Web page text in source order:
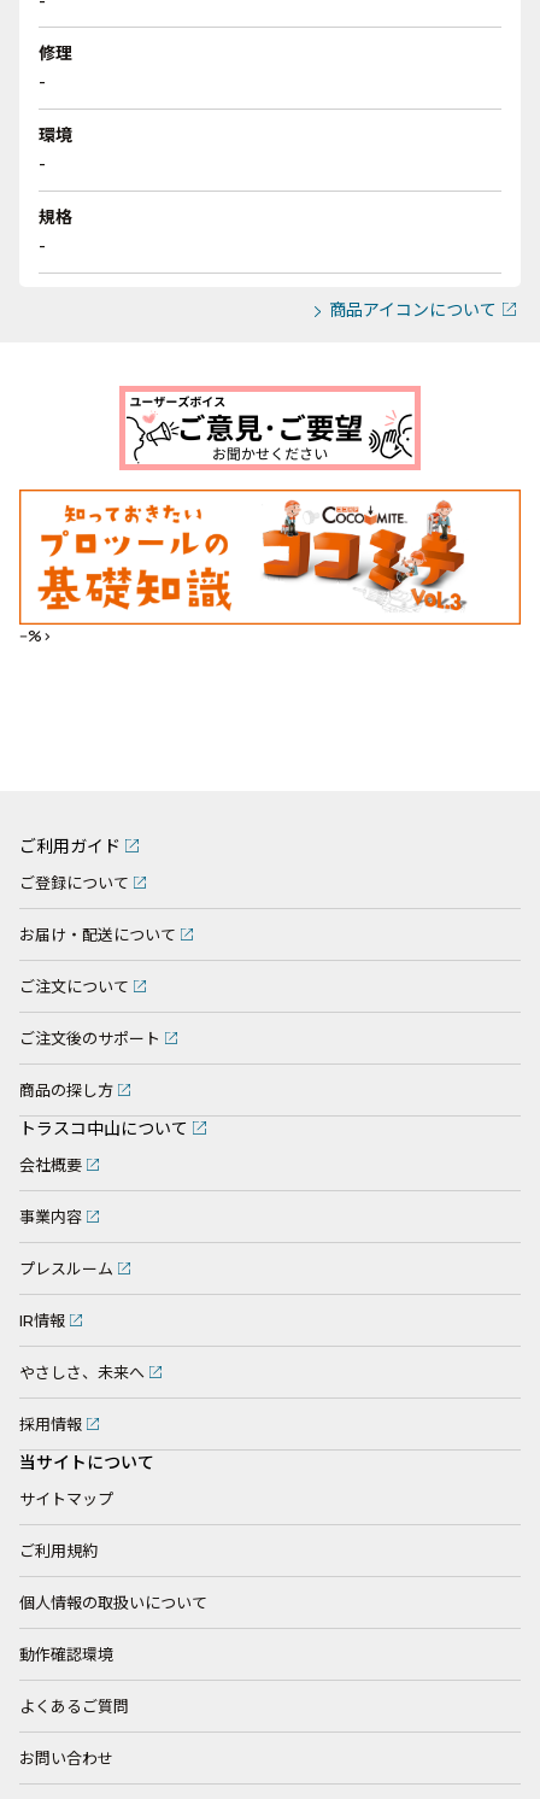
修理
-
環境
-
規格
-
商品アイコンについて
--%>
ご利用ガイド
ご登録について
お届け・配送について
ご注文について
ご注文後のサポート
商品の探し方
トラスコ中山について
会社概要
事業内容
プレスルーム
IR情報
やさしさ、未来へ
採用情報
当サイトについて
サイトマップ
ご利用規約
個人情報の取扱いについて
動作確認環境
よくあるご質問
お問い合わせ